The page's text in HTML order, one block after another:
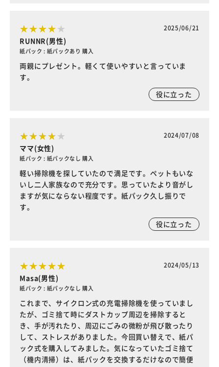
2025/06/21
RUNNR(男性)
紙パック : 紙パックあり 購入
両親にプレゼント。軽くて使いやすいと言っていま
す。
役に立った
2024/07/08
ママ(女性)
紙パック : 紙パックなし 購入
軽い掃除機を探していたので満足です。ペットもいな
いし二人家族なので充分です。思っていたより音がし
ますが気にならない程度です。紙パック久し振りで
す。
役に立った
2024/05/13
Masa(男性)
紙パック : 紙パックなし 購入
これまで、サイクロン式の充電掃除機を使っていまし
たが、ゴミ捨て時にダストカップ周辺を掃除すると
き、手が汚れたり、周辺にごみの微粉が飛び散ったり
して、ストレスがありました。今回買い替えで、紙パ
ック式を購入してみました。気になっていたゴミ捨て
（機内清掃）は、紙パックを交換するだけなので簡便